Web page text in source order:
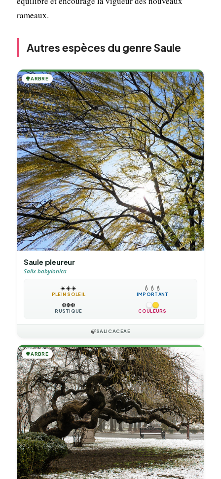
rameaux.
Autres espèces du genre Saule
🌳ARBRE
Saule pleureur
Salix babylonica
☀️☀️☀️
PLEIN SOLEIL
💧 💧 💧
IMPORTANT
❄️❄️❄️
RUSTIQUE COULEURS
🍃SALICACEAE
🌳ARBRE